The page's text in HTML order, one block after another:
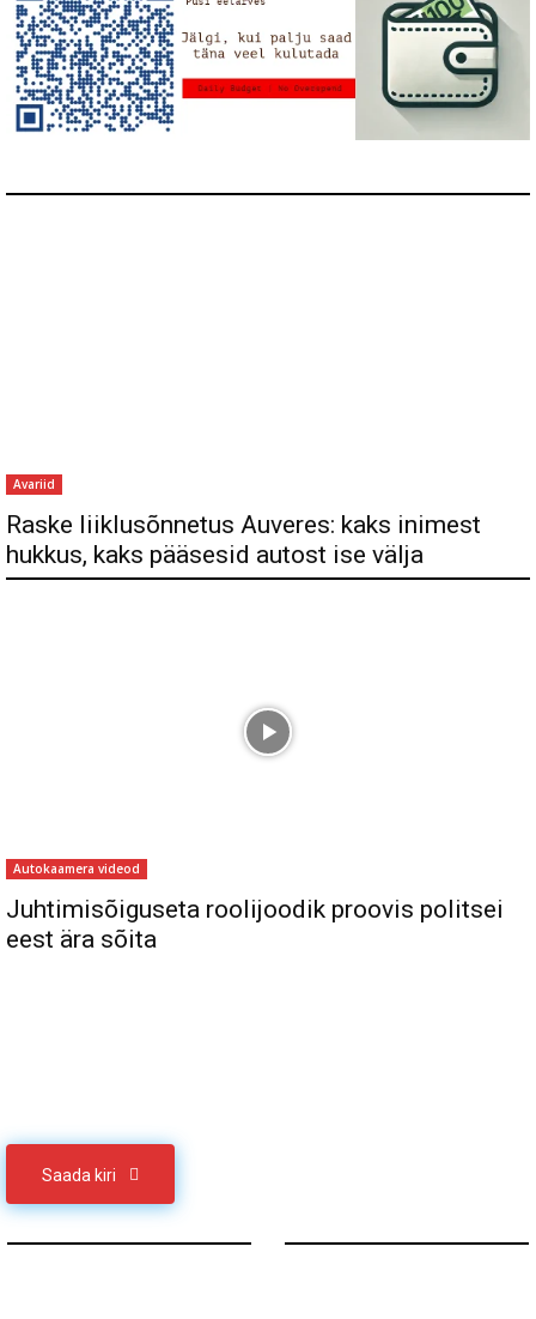
Avariid
Raske liiklusõnnetus Auveres: kaks inimest
hukkus, kaks pääsesid autost ise välja
Autokaamera videod
Juhtimisõiguseta roolijoodik proovis politsei
eest ära sõita
Saada kiri